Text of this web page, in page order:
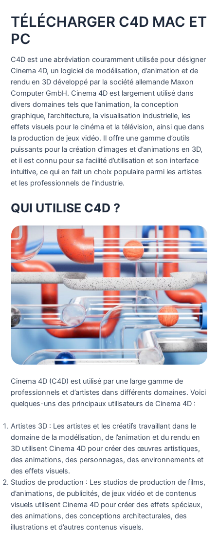
TÉLÉCHARGER C4D MAC ET
PC
C4D est une abréviation couramment utilisée pour désigner
Cinema 4D, un logiciel de modélisation, d’animation et de
rendu en 3D développé par la société allemande Maxon
Computer GmbH. Cinema 4D est largement utilisé dans
divers domaines tels que l’animation, la conception
graphique, l’architecture, la visualisation industrielle, les
effets visuels pour le cinéma et la télévision, ainsi que dans
la production de jeux vidéo. Il offre une gamme d’outils
puissants pour la création d’images et d’animations en 3D,
et il est connu pour sa facilité d’utilisation et son interface
intuitive, ce qui en fait un choix populaire parmi les artistes
et les professionnels de l’industrie.
QUI UTILISE C4D ?
Cinema 4D (C4D) est utilisé par une large gamme de
professionnels et d’artistes dans différents domaines. Voici
quelques-uns des principaux utilisateurs de Cinema 4D :
Artistes 3D : Les artistes et les créatifs travaillant dans le
domaine de la modélisation, de l’animation et du rendu en
3D utilisent Cinema 4D pour créer des œuvres artistiques,
des animations, des personnages, des environnements et
des effets visuels.
Studios de production : Les studios de production de films,
d’animations, de publicités, de jeux vidéo et de contenus
visuels utilisent Cinema 4D pour créer des effets spéciaux,
des animations, des conceptions architecturales, des
illustrations et d’autres contenus visuels.